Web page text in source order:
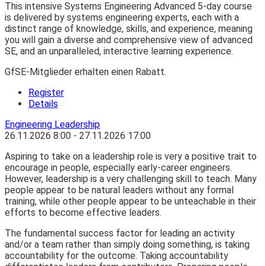
This intensive Systems Engineering Advanced 5-day course
is delivered by systems engineering experts, each with a
distinct range of knowledge, skills, and experience, meaning
you will gain a diverse and comprehensive view of advanced
SE, and an unparalleled, interactive learning experience.
GfSE-Mitglieder erhalten einen Rabatt.
Register
Details
Engineering Leadership
26.11.2026 8:00 - 27.11.2026 17:00
Aspiring to take on a leadership role is very a positive trait to
encourage in people, especially early-career engineers.
However, leadership is a very challenging skill to teach. Many
people appear to be natural leaders without any formal
training, while other people appear to be unteachable in their
efforts to become effective leaders.
The fundamental success factor for leading an activity
and/or a team rather than simply doing something, is taking
accountability for the outcome. Taking accountability